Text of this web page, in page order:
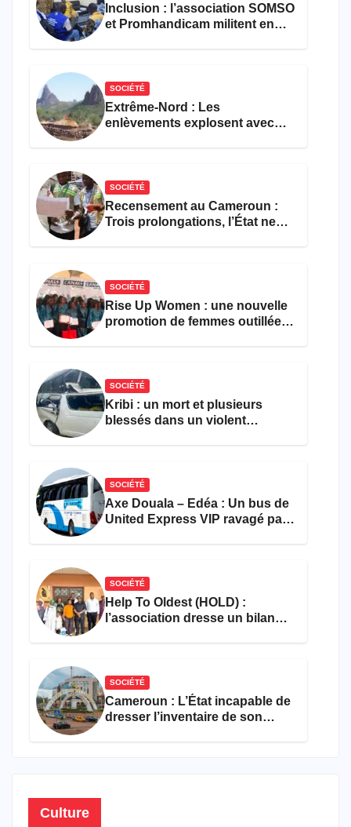
Inclusion : l’association SOMSO
et Promhandicam militent en
SOCIÉTÉ
Extrême-Nord : Les
enlèvements explosent avec
SOCIÉTÉ
Recensement au Cameroun :
Trois prolongations, l’État ne
SOCIÉTÉ
Rise Up Women : une nouvelle
promotion de femmes outillées
SOCIÉTÉ
Kribi : un mort et plusieurs
blessés dans un violent
SOCIÉTÉ
Axe Douala – Edéa : Un bus de
United Express VIP ravagé par
SOCIÉTÉ
Help To Oldest (HOLD) :
l’association dresse un bilan
SOCIÉTÉ
Cameroun : L’État incapable de
dresser l’inventaire de son
Culture